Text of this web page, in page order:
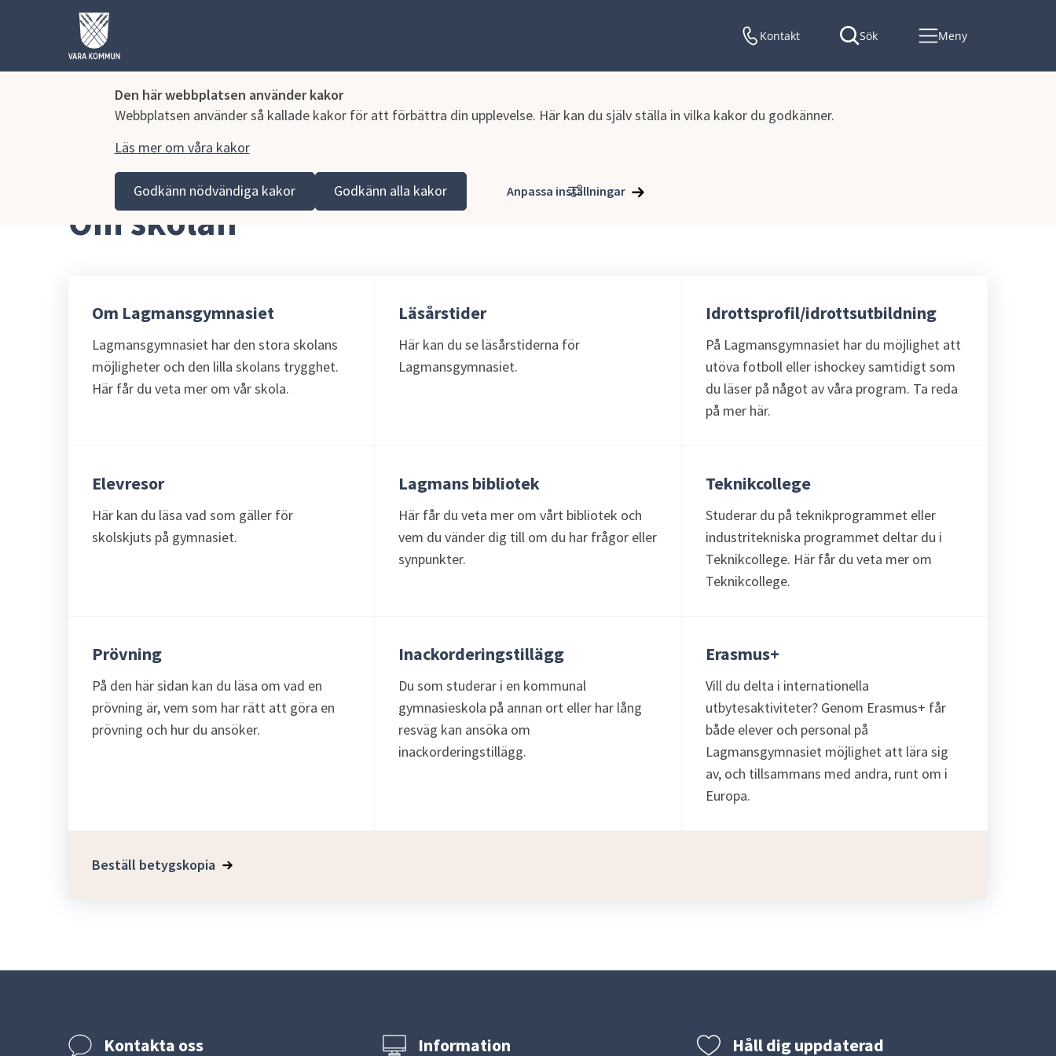
Den här webbplatsen använder kakor
Webbplatsen använder så kallade kakor för att förbättra din upplevelse. Här kan du själv ställa in vilka kakor du godkänner.
Läs mer om våra kakor
Godkänn nödvändiga kakor Godkänn alla kakor Anpassa inställningar
Kontakt Sök Meny
Lagmansgymnasiet
Om skolan
Om Lagmansgymnasiet
Lagmansgymnasiet har den stora skolans
möjligheter och den lilla skolans trygghet.
Här får du veta mer om vår skola.
Läsårstider
Här kan du se läsårstiderna för
Lagmansgymnasiet.
Idrottsprofil/idrottsutbildning
På Lagmansgymnasiet har du möjlighet att
utöva fotboll eller ishockey samtidigt som
du läser på något av våra program. Ta reda
på mer här.
Elevresor
Här kan du läsa vad som gäller för
skolskjuts på gymnasiet.
Lagmans bibliotek
Här får du veta mer om vårt bibliotek och
vem du vänder dig till om du har frågor eller
synpunkter.
Teknikcollege
Studerar du på teknikprogrammet eller
industritekniska programmet deltar du i
Teknikcollege. Här får du veta mer om
Teknikcollege.
Prövning
På den här sidan kan du läsa om vad en
prövning är, vem som har rätt att göra en
prövning och hur du ansöker.
Inackorderingstillägg
Du som studerar i en kommunal
gymnasieskola på annan ort eller har lång
resväg kan ansöka om
inackorderingstillägg.
Erasmus+
Vill du delta i internationella
utbytesaktiviteter? Genom Erasmus+ får
både elever och personal på
Lagmansgymnasiet möjlighet att lära sig
av, och tillsammans med andra, runt om i
Europa.
Beställ betygskopia
Kontakta oss Information Håll dig uppdaterad